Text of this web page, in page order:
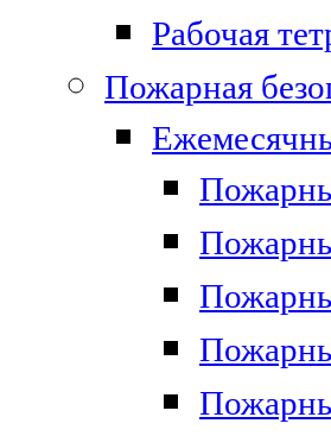
Рабочая
Пожарная